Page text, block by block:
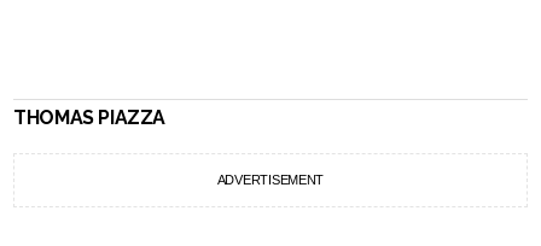
THOMAS PIAZZA
ADVERTISEMENT